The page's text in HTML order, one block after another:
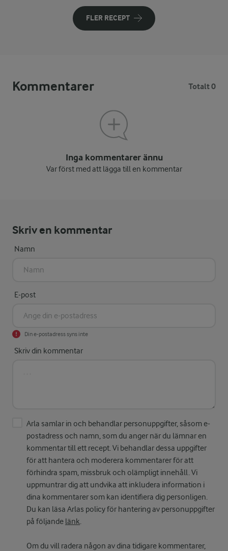
FLER RECEPT
Kommentarer Totalt 0
Inga kommentarer ännu
Var först med att lägga till en kommentar
Skriv en kommentar
Namn
E-post
Din e-postadress syns inte
Skriv din kommentar
Arla samlar in och behandlar personuppgifter, såsom e-
postadress och namn, som du anger när du lämnar en
kommentar till ett recept. Vi behandlar dessa uppgifter
för att hantera och moderera kommentarer för att
förhindra spam, missbruk och olämpligt innehåll. Vi
uppmuntrar dig att undvika att inkludera information i
dina kommentarer som kan identifiera dig personligen.
Du kan läsa Arlas policy för hantering av personuppgifter
på följande länk.
Om du vill radera någon av dina tidigare kommentarer,